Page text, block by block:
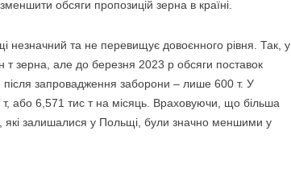
обсяги пропозицій зерна в країні.
незначний та не перевищує довоєнного рівня. Так, у
зерна, але до березня 2023 р обсяги поставок
після запровадження заборони – лише 600 т. У
або 6,571 тис т на місяць. Враховуючи, що більша
які залишалися у Польщі, були значно меншими у